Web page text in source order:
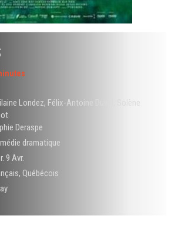
Londez, Félix-Antoine Duval
Solène
Deraspe
dramatique
9 Avr.
Québécois